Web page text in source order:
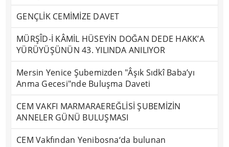
GENÇLİK CEMİMİZE DAVET
MÜRŞÎD-İ KÂMİL HÜSEYİN DOĞAN DEDE HAKK’A
YÜRÜYÜŞÜNÜN 43. YILINDA ANILIYOR
Mersin Yenice Şubemizden "Âşık Sıdkî Baba’yı
Anma Gecesi"nde Buluşma Daveti
CEM VAKFI MARMARAEREĞLİSİ ŞUBEMİZİN
ANNELER GÜNÜ BULUŞMASI
CEM Vakfından Yenibosna‘da bulunan